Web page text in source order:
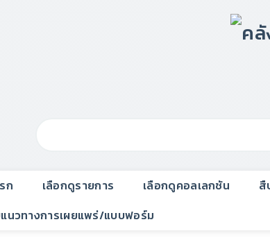
ก เลือกดูรายการ เลือกดูคอลเลกชัน สื
นวทางการเผยแพร่/แบบฟอร์ม